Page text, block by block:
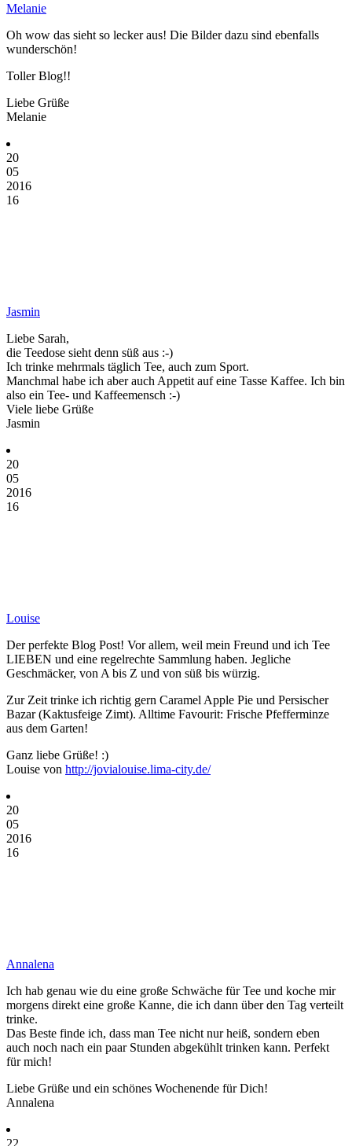
Melanie
Oh wow das sieht so lecker aus! Die Bilder dazu sind ebenfalls
wunderschön!
Toller Blog!!
Liebe Grüße
Melanie
20
05
2016
16
Jasmin
Liebe Sarah,
die Teedose sieht denn süß aus :-)
Ich trinke mehrmals täglich Tee, auch zum Sport.
Manchmal habe ich aber auch Appetit auf eine Tasse Kaffee. Ich bin
also ein Tee- und Kaffeemensch :-)
Viele liebe Grüße
Jasmin
20
05
2016
16
Louise
Der perfekte Blog Post! Vor allem, weil mein Freund und ich Tee
LIEBEN und eine regelrechte Sammlung haben. Jegliche
Geschmäcker, von A bis Z und von süß bis würzig.
Zur Zeit trinke ich richtig gern Caramel Apple Pie und Persischer
Bazar (Kaktusfeige Zimt). Alltime Favourit: Frische Pfefferminze
aus dem Garten!
Ganz liebe Grüße! :)
Louise von http://jovialouise.lima-city.de/
20
05
2016
16
Annalena
Ich hab genau wie du eine große Schwäche für Tee und koche mir
morgens direkt eine große Kanne, die ich dann über den Tag verteilt
trinke.
Das Beste finde ich, dass man Tee nicht nur heiß, sondern eben
auch noch nach ein paar Stunden abgekühlt trinken kann. Perfekt
für mich!
Liebe Grüße und ein schönes Wochenende für Dich!
Annalena
22